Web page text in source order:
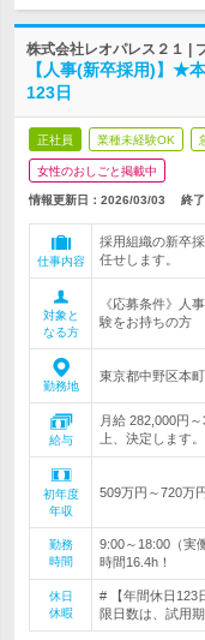
株式会社レオパレス２１ |
【人事(新卒採用)】★
123日
正社員 業種未経験OK
女性のおしごと掲載中
情報更新日：2026/03/03 終
仕事内容
採用組織の新卒
任せします。
対象と
なる方
《応募条件》人
験をお持ちの方
勤務地
東京都中野区本町
給与
月給 282,000円
上、決定します
初年度
年収
509万円～720万
勤務
時間
9:00～18:00（実
時間16.4h！
休日
休暇
# 【年間休日123
限日数は、試用